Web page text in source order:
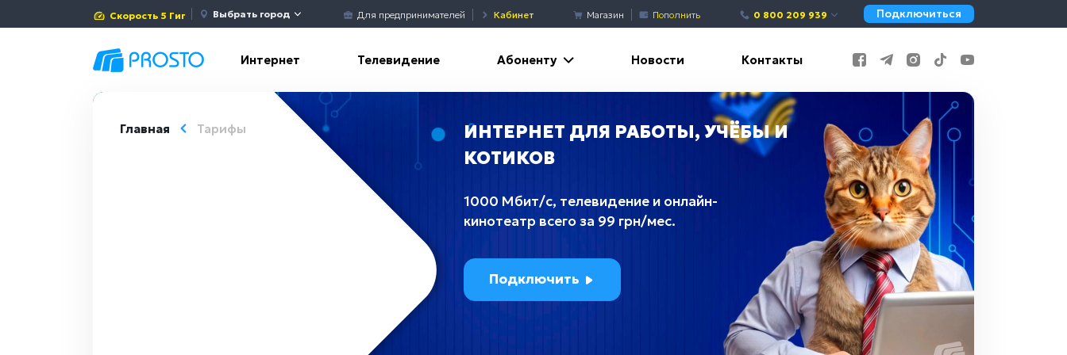
Скорость 5 Гиг Выбрать город Для предпринимателей Кабинет Магазин Пополнить 0 800 209 939 Подключиться
Интернет Телевидение Абоненту Новости Контакты
Главная Тарифы
ИНТЕРНЕТ ДЛЯ РАБОТЫ, УЧЁБЫ И
КОТИКОВ
1000 Мбит/с, телевидение и онлайн-
кинотеатр всего за 99 грн/мес.
Подключить